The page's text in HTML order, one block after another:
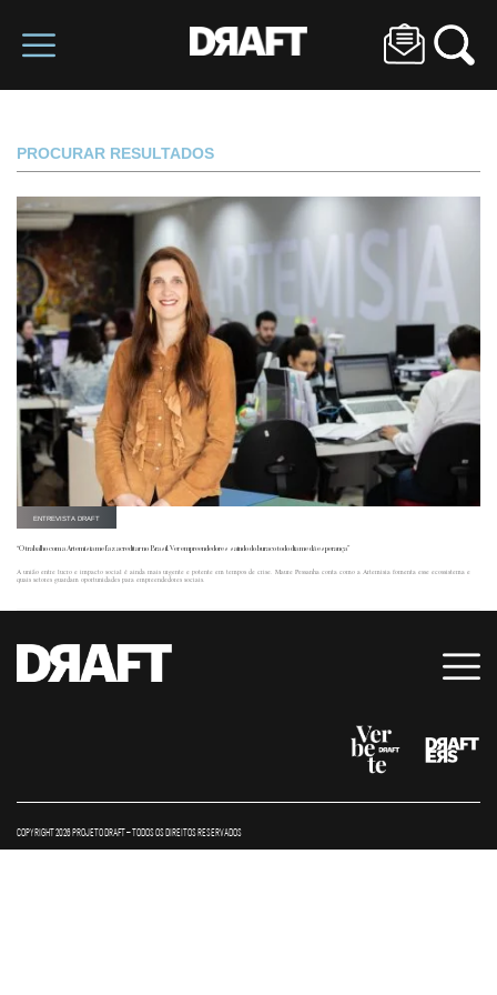
PROCURAR RESULTADOS
ENTREVISTA DRAFT
“O trabalho com a Artemisia me faz acreditar no Brasil. Ver empreendedores saindo do buraco todo dia me dá esperança”
A união entre lucro e impacto social é ainda mais urgente e potente em tempos de crise. Maure Pessanha conta como a Artemisia fomenta esse ecossistema e
quais setores guardam oportunidades para empreendedores sociais.
COPYRIGHT 2026 PROJETO DRAFT – TODOS OS DIREITOS RESERVADOS